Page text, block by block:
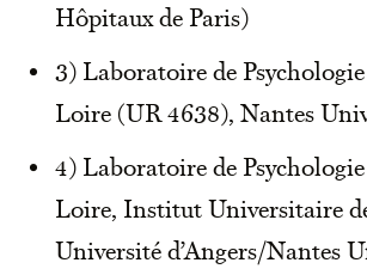
Hôpitaux de Paris)
3) Laboratoire de Psychologie
Loire (UR 4638), Nantes
4) Laboratoire de Psychologie
Loire, Institut Universitaire
Université d’Angers/Nantes